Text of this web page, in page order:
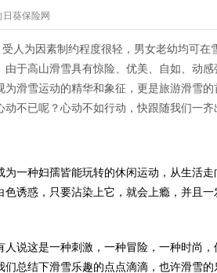
日葵保险网
人为因素制约程度很轻，男女老幼均可在
于高山滑雪具有惊险、优美、自如、动感
滑雪运动的精华和象征，更是旅游滑雪的
不已呢？心动不如行动，快跟随我们一齐
一种妇孺皆能玩转的休闲运动，从生活走
诱惑，只要沾染上它，就会上瘾，并且一
说这是一种刺激，一种冒险，一种时尚，
总结下滑雪乐趣的点点滴滴，也许滑雪的